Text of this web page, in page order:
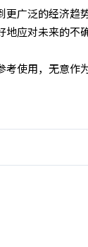
广泛的经济趋
应对未来的不确
考使用，无意